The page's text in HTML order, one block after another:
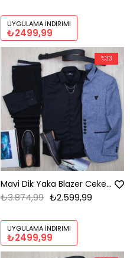
UYGULAMA İNDIRIMI
₺2499,99
Mavi Dik Yaka Blazer Ceket Gömlek Pantolon Ayakkabı Kombin
₺2.599,99
₺3.874,99
UYGULAMA İNDIRIMI
₺2499,99
%33